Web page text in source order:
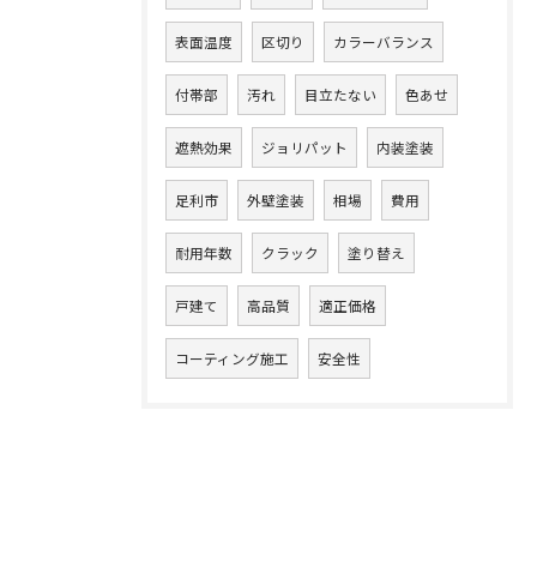
表面温度 区切り カラーバランス
付帯部 汚れ 目立たない 色あせ
遮熱効果 ジョリパット 内装塗装
足利市 外壁塗装 相場 費用
耐用年数 クラック 塗り替え
戸建て 高品質 適正価格
コーティング施工 安全性